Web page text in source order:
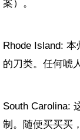
案）。
Rhode Island:
的刀类。任何唬
South Carolina:
制。随便买买买